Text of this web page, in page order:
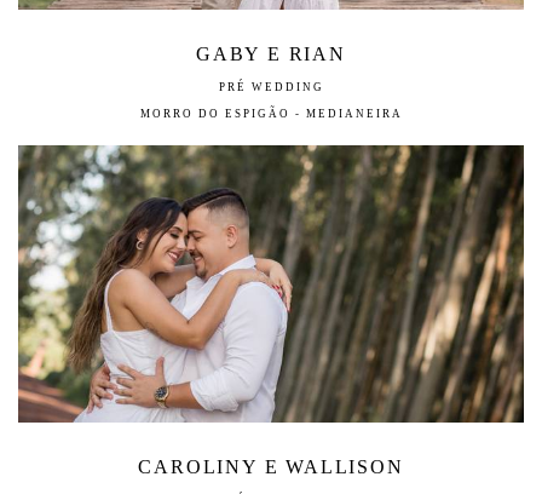
GABY E RIAN
PRÉ WEDDING
MORRO DO ESPIGÃO - MEDIANEIRA
CAROLINY E WALLISON